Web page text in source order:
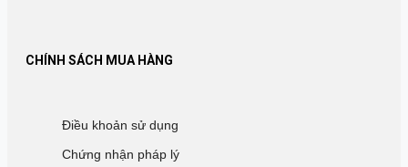
CHÍNH SÁCH MUA HÀNG
Điều khoản sử dụng
Chứng nhận pháp lý